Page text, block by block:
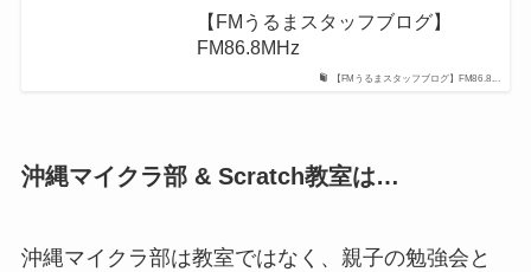
【FMうるまスタッフブログ】FM86.8...
【FMうるまスタッフブログ】
FM86.8MHz
沖縄マイクラ部 & Scratch教室は…
沖縄マイクラ部は教室ではなく、親子の勉強会と